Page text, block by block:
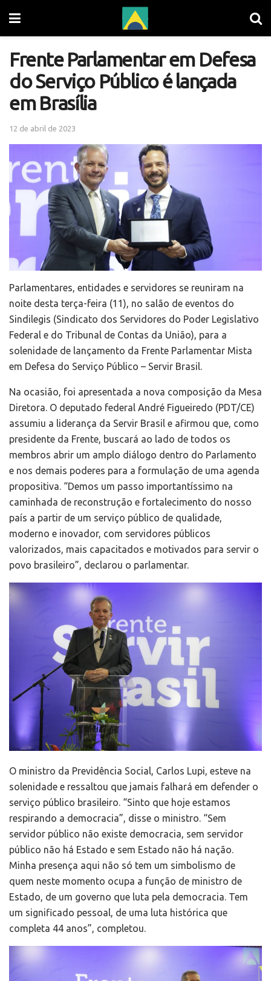
Frente Parlamentar em Defesa
do Serviço Público é lançada
em Brasília
12 de abril de 2023
Parlamentares, entidades e servidores se reuniram na
noite desta terça-feira (11), no salão de eventos do
Sindilegis (Sindicato dos Servidores do Poder Legislativo
Federal e do Tribunal de Contas da União), para a
solenidade de lançamento da Frente Parlamentar Mista
em Defesa do Serviço Público – Servir Brasil.
Na ocasião, foi apresentada a nova composição da Mesa
Diretora. O deputado federal André Figueiredo (PDT/CE)
assumiu a liderança da Servir Brasil e afirmou que, como
presidente da Frente, buscará ao lado de todos os
membros abrir um amplo diálogo dentro do Parlamento
e nos demais poderes para a formulação de uma agenda
propositiva. “Demos um passo importantíssimo na
caminhada de reconstrução e fortalecimento do nosso
país a partir de um serviço público de qualidade,
moderno e inovador, com servidores públicos
valorizados, mais capacitados e motivados para servir o
povo brasileiro”, declarou o parlamentar.
O ministro da Previdência Social, Carlos Lupi, esteve na
solenidade e ressaltou que jamais falhará em defender o
serviço público brasileiro. “Sinto que hoje estamos
respirando a democracia”, disse o ministro. “Sem
servidor público não existe democracia, sem servidor
público não há Estado e sem Estado não há nação.
Minha presença aqui não só tem um simbolismo de
quem neste momento ocupa a função de ministro de
Estado, de um governo que luta pela democracia. Tem
um significado pessoal, de uma luta histórica que
completa 44 anos”, completou.